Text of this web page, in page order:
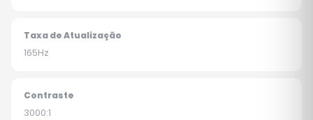
Taxa de Atualização
165Hz
Contraste
3000:1